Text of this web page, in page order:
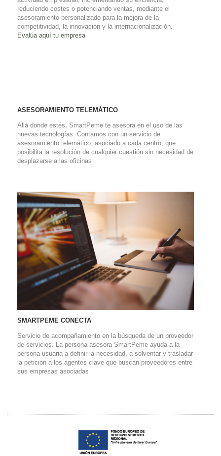
reduciendo costes o potenciando ventas, mediante el
asesoramiento personalizado para la mejora de la
competitividad, la innovación y la internacionalización.
Evalúa aquí tu empresa
ASESORAMIENTO TELEMÁTICO
Allá donde estés, SmartPeme te asesora en el uso de las
nuevas tecnologías. Contamos con un servicio de
asesoramiento telemático, asociado a cada centro, que
posibilita la resolución de cualquier cuestión sin necesidad de
desplazarse a las oficinas
SMARTPEME CONECTA
Servicio de acompañamiento en la búsqueda de un proveedor
de servicios. La persona asesora SmartPeme ayuda a la
persona usuaria a definir la necesidad, a solventar y trasladar
la petición a los agentes clave que buscan proveedores entre
sus empresas asociadas